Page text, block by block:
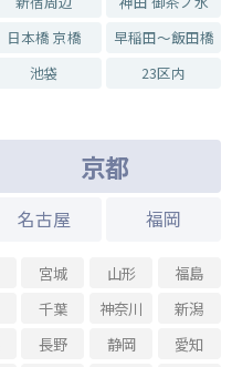
日本橋 京橋
早稲田～飯田橋
池袋
23区内
京都
名古屋 福岡
宮城 山形
福島
千葉 神奈川
新潟
長野 静岡
愛知